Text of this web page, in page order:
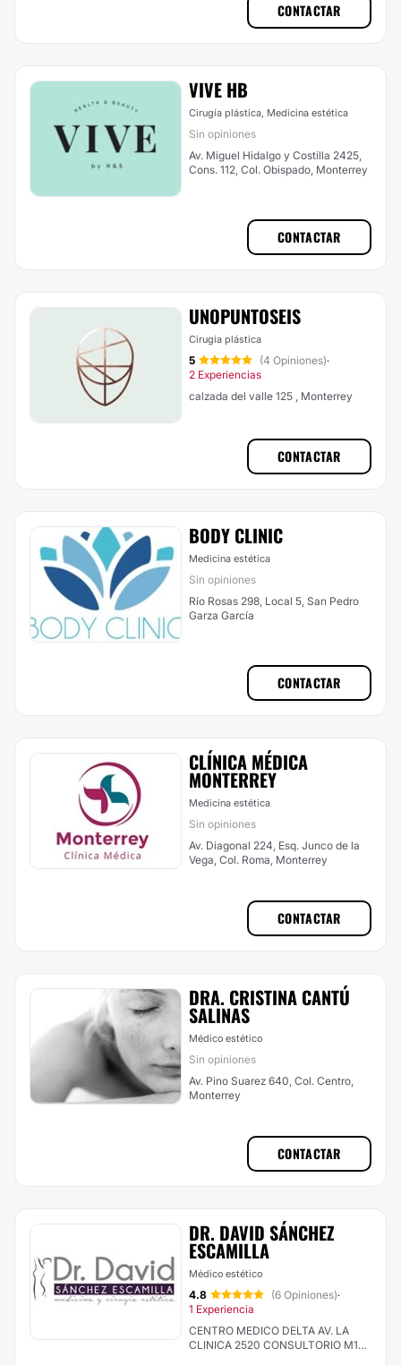
CONTACTAR
VIVE HB
Cirugía plástica, Medicina estética
Sin opiniones
Av. Miguel Hidalgo y Costilla 2425,
Cons. 112, Col. Obispado, Monterrey
CONTACTAR
UNOPUNTOSEIS
Cirugía plástica
5 (4 Opiniones)·
2 Experiencias
calzada del valle 125 , Monterrey
CONTACTAR
BODY CLINIC
Medicina estética
Sin opiniones
Río Rosas 298, Local 5, San Pedro
Garza García
CONTACTAR
CLÍNICA MÉDICA
MONTERREY
Medicina estética
Sin opiniones
Av. Diagonal 224, Esq. Junco de la
Vega, Col. Roma, Monterrey
CONTACTAR
DRA. CRISTINA CANTÚ
SALINAS
Médico estético
Sin opiniones
Av. Pino Suarez 640, Col. Centro,
Monterrey
CONTACTAR
DR. DAVID SÁNCHEZ
ESCAMILLA
Médico estético
4.8 (6 Opiniones)·
1 Experiencia
CENTRO MEDICO DELTA AV. LA
CLINICA 2520 CONSULTORIO M1